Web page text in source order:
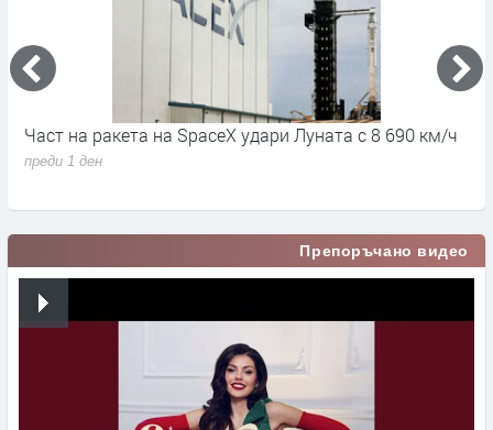
Част на ракета на SpaceX удари Луната с 8 690 км/ч
преди 1 ден
Препоръчано видео